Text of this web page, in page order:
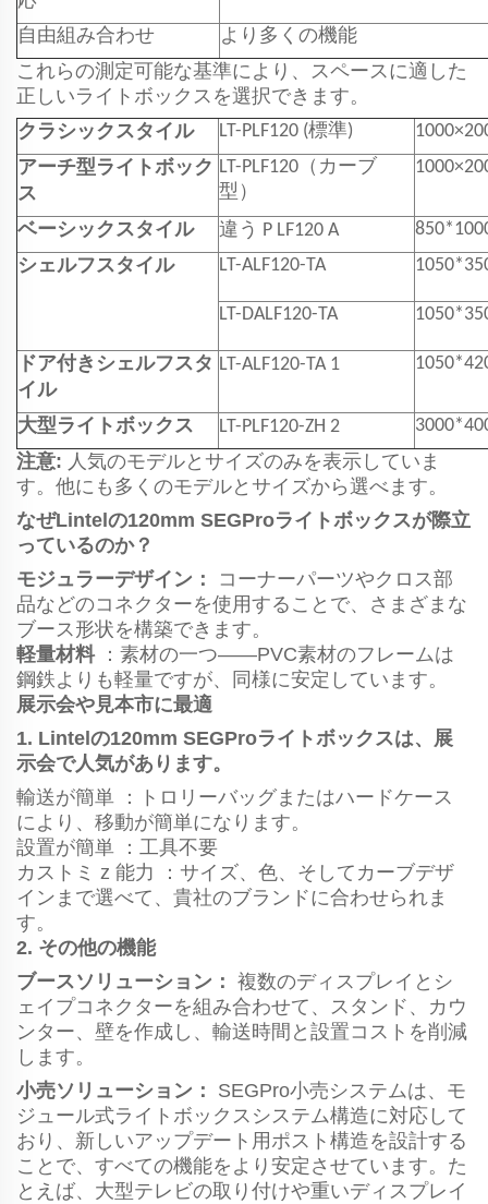
自由組み合わせ
より多くの機能
これらの測定可能な基準により、スペースに適した
正しいライトボックスを選択できます。
クラシックスタイル LT-PLF120 (標準)
アーチ型ライトボック
ス
LT-PLF120（カーブ
型）
ベーシックスタイル 違う P LF120 A
シェルフスタイル
LT-ALF120-TA
LT-DALF120-TA
ドア付きシェルフスタ
イル
LT-ALF120-TA 1
大型ライトボックス LT-PLF120-ZH 2
注意: 人気のモデルとサイズのみを表示していま
す。他にも多くのモデルとサイズから選べます。
なぜLintelの120mm SEGProライトボックスが際立
っているのか？
モジュラーデザイン： コーナーパーツやクロス部
品などのコネクターを使用することで、さまざまな
ブース形状を構築できます。
軽量材料 ：素材の一つ――PVC素材のフレームは
鋼鉄よりも軽量ですが、同様に安定しています。
展示会や見本市に最適
1. Lintelの120mm SEGProライトボックスは、展
示会で人気があります。
輸送が簡単
：トロリーバッグまたはハードケース
により、移動が簡単になります。
設置が簡単
：工具不要
カストミ z 能力
：サイズ、色、そしてカーブデザ
インまで選べて、貴社のブランドに合わせられま
す。
2. その他の機能
ブースソリューション： 複数のディスプレイとシ
ェイプコネクターを組み合わせて、スタンド、カウ
ンター、壁を作成し、輸送時間と設置コストを削減
します。
小売ソリューション： SEGPro小売システムは、モ
ジュール式ライトボックスシステム構造に対応して
おり、新しいアップデート用ポスト構造を設計する
ことで、すべての機能をより安定させています。た
とえば、大型テレビの取り付けや重いディスプレイ